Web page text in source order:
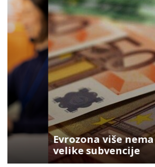
Evrozona više nema novca
velike subvencije